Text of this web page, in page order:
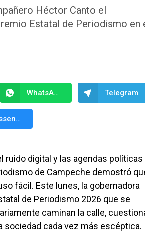
Héctor Canto el
Estatal de Periodismo en
WhatsApp Telegram
Messenger
ruido digital y las agendas políticas
de Campeche demostró
fácil. Este lunes, la gobernadora
de Periodismo 2026 que se
caminan la calle,
sociedad cada vez más escéptica.